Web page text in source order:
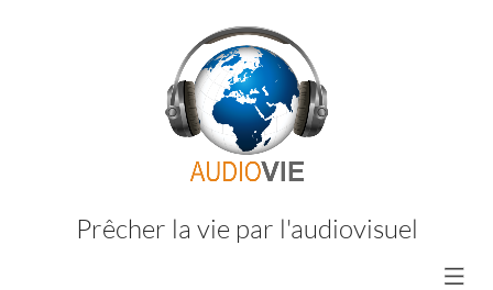
Prêcher la vie par l'audiovisuel